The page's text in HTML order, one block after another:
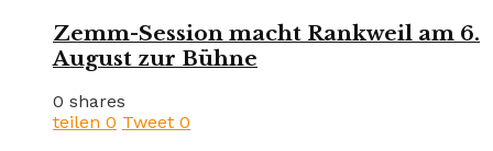
Zemm-Session macht Rankweil am 6.
August zur Bühne
0 shares
teilen 0 Tweet 0